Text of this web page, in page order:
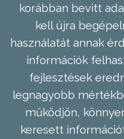
korábban bevitt
kell újra
használatát annak
információk
fejlesztések
legnagyobb
működjön,
keresett